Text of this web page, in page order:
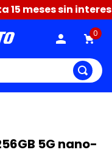
meses sin
0
5G nano-